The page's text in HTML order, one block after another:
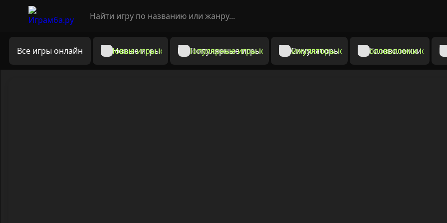
Все игры онлайн Новые игры Популярные игры Симуляторы Головоломки